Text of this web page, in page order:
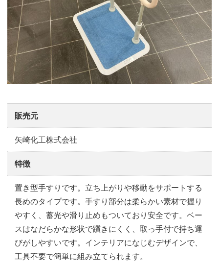
販売元
矢崎化工株式会社
特徴
置き型手すりです。立ち上がりや移動をサポートする
長めのタイプです。手すり部分は柔らかい素材で握り
やすく、蓄光や滑り止めもついており安全です。ベー
スはなだらかな形状で躓きにくく、取っ手付で持ち運
びがしやすいです。インテリアになじむデザインで、
工具不要で簡単に組み立てられます。